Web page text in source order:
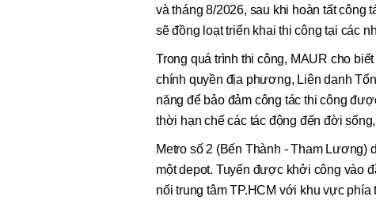
và tháng 8/2026, sau khi hoàn tất công
sẽ đồng loạt triển khai thi công tại các
Trong quá trình thi công, MAUR cho
chính quyền địa phương, Liên danh
năng để bảo đảm công tác thi công
thời hạn chế các tác động đến đời
Metro số 2 (Bến Thành - Tham Lương)
một depot. Tuyến được khởi công vào
nối trung tâm TP.HCM với khu vực phía